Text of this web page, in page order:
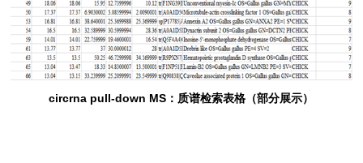
circrna pull-down MS：质谱检索表格（部分展示）